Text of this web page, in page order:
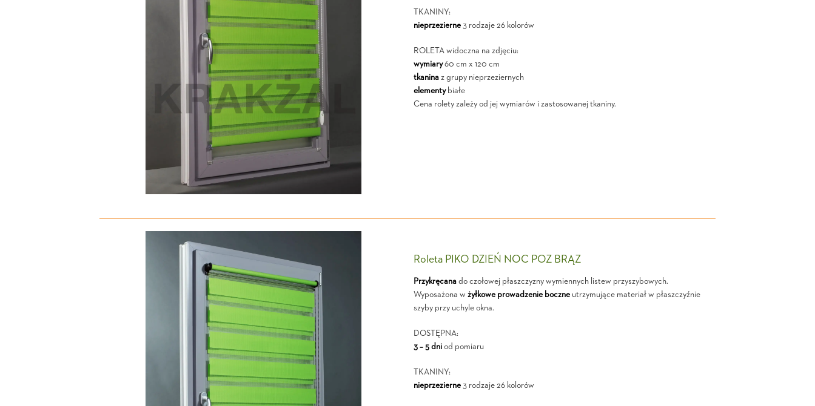
TKANINY:
nieprzezierne 3 rodzaje 26 kolorów
ROLETA widoczna na zdjęciu:
wymiary60 cm x 120 cm
tkanina z grupy nieprzeziernych
elementybiałe
Cena rolety zależy od jej wymiarów i zastosowanej tkaniny.
Roleta PIKO DZIEŃ NOC POZ BRĄZ
Przykręcana do czołowej płaszczyzny wymiennych listew przyszybowych.
Wyposażona wżyłkowe prowadzenie boczne utrzymujące materiał w płaszczyźnie
szyby przy uchyle okna.
DOSTĘPNA:
3 – 5 dni od pomiaru
TKANINY:
nieprzezierne 3 rodzaje 26 kolorów